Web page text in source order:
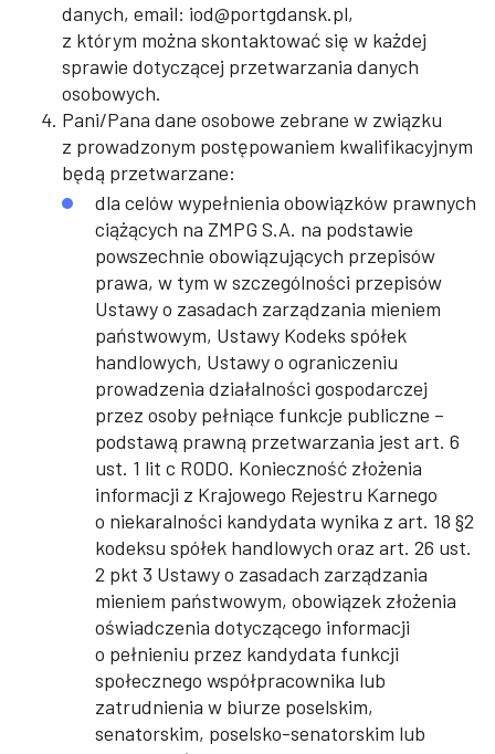
danych, email: iod@portgdansk.pl,
z którym można skontaktować się w każdej
sprawie dotyczącej przetwarzania danych
osobowych.
Pani/Pana dane osobowe zebrane w związku
z prowadzonym postępowaniem kwalifikacyjnym
będą przetwarzane:
dla celów wypełnienia obowiązków prawnych
ciążących na ZMPG S.A. na podstawie
powszechnie obowiązujących przepisów
prawa, w tym w szczególności przepisów
Ustawy o zasadach zarządzania mieniem
państwowym, Ustawy Kodeks spółek
handlowych, Ustawy o ograniczeniu
prowadzenia działalności gospodarczej
przez osoby pełniące funkcje publiczne –
podstawą prawną przetwarzania jest art. 6
ust. 1 lit c RODO. Konieczność złożenia
informacji z Krajowego Rejestru Karnego
o niekaralności kandydata wynika z art. 18 §2
kodeksu spółek handlowych oraz art. 26 ust.
2 pkt 3 Ustawy o zasadach zarządzania
mieniem państwowym, obowiązek złożenia
oświadczenia dotyczącego informacji
o pełnieniu przez kandydata funkcji
społecznego współpracownika lub
zatrudnienia w biurze poselskim,
senatorskim, poselsko-senatorskim lub